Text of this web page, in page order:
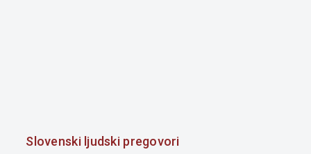
Slovenski ljudski pregovori